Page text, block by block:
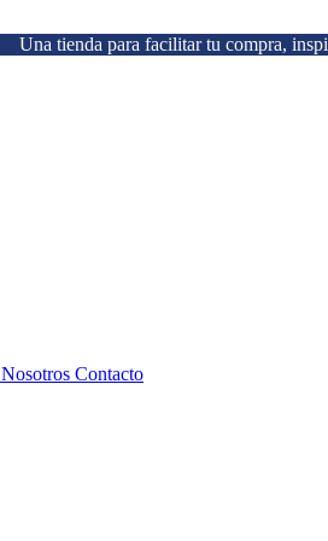
Una tienda para facilitar tu compra,
Nosotros Contacto